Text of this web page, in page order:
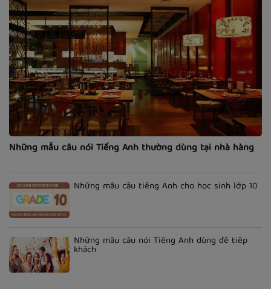
Những mẫu câu nói Tiếng Anh thường dùng tại nhà hàng
Những mẫu câu tiếng Anh cho học sinh lớp 10
Những mẫu câu nói Tiếng Anh dùng để tiếp
khách